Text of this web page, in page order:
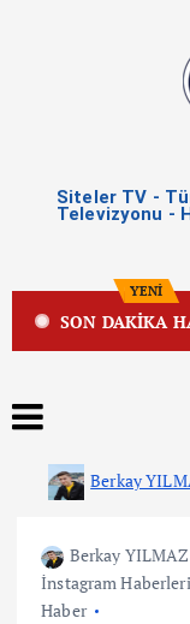
Siteler TV -
Televizyonu -
YENİ
SON DAKİKA
CADDESİ YENİ
Berkay
Berkay
İnstagram Haberleri
Haber